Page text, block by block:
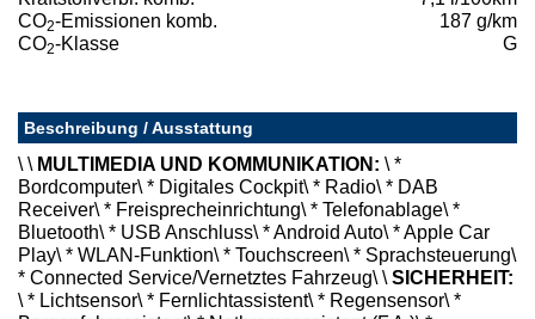
CO2-Emissionen komb.
187 g/km
CO2-Klasse G
Beschreibung / Ausstattung
\ \ MULTIMEDIA UND KOMMUNIKATION: \ *
Bordcomputer\ * Digitales Cockpit\ * Radio\ * DAB
Receiver\ * Freisprecheinrichtung\ * Telefonablage\ *
Bluetooth\ * USB Anschluss\ * Android Auto\ * Apple Car
Play\ * WLAN-Funktion\ * Touchscreen\ * Sprachsteuerung\
* Connected Service/Vernetztes Fahrzeug\ \ SICHERHEIT:
\ * Lichtsensor\ * Fernlichtassistent\ * Regensensor\ *